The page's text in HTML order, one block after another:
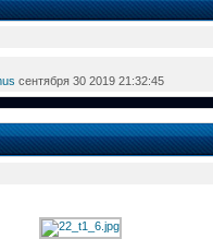
сентября 30 2019 21:32:45